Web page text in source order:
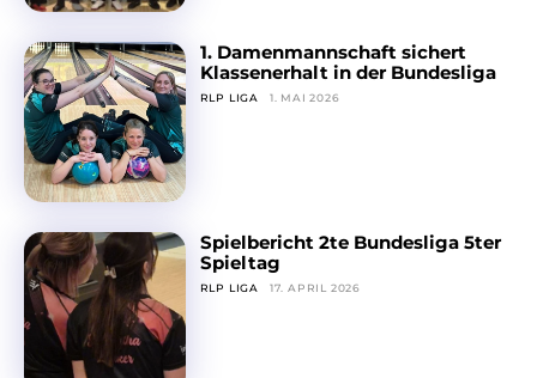
1. Damenmannschaft sichert
Klassenerhalt in der Bundesliga
RLP LIGA 1. MAI 2026
Spielbericht 2te Bundesliga 5ter
Spieltag
RLP LIGA 17. APRIL 2026